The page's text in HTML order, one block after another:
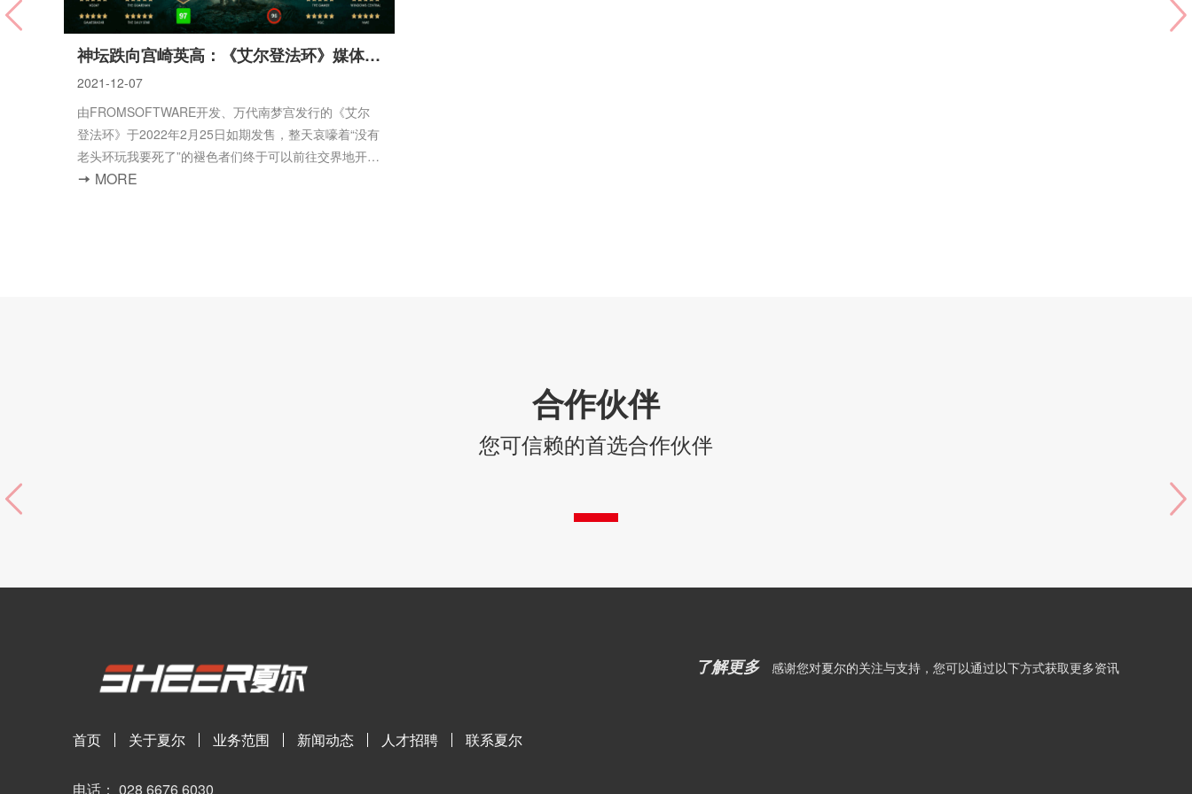
神坛跌向宫崎英高：《艾尔登法环》媒体评测近半满分
由FROMSOFTWARE开发、万代南梦宫发行的《艾尔
登法环》于2022年2月25日如期发售，整天哀嚎着“没有
老头环玩我要死了”的褪色者们终于可以前往交界地开始
自己的冒险了！
MORE
合作伙伴
您可信赖的首选合作伙伴
首页 关于夏尔 业务范围 新闻动态 人才招聘 联系夏尔
了解更多 感谢您对夏尔的关注与支持，您可以通过以下方式获取更多资讯